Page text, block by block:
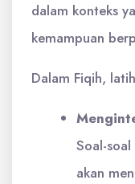
dalam konteks
kemampuan
Dalam Fiqih,
Soal-
akan